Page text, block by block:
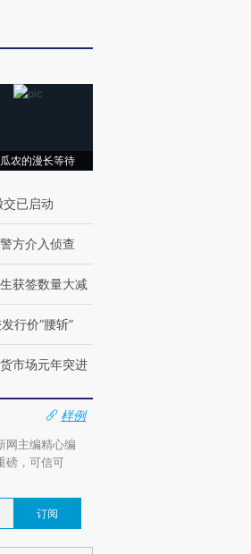
农的漫长等待
已启动
方介入侦查
获签数量大减
行价“腰斩”
市场元年突进
样例
网主编精心编
磅，可信可
订阅